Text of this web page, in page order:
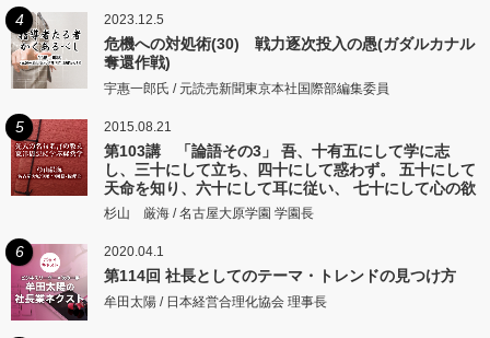
4 2023.12.5
危機への対処術(30) 戦力逐次投入の愚(ガダルカナル
奪還作戦)
宇惠一郎氏 / 元読売新聞東京本社国際部編集委員
5 2015.08.21
第103講 「論語その3」 吾、十有五にして学に志
し、三十にして立ち、四十にして惑わず。 五十にして
天命を知り、六十にして耳に従い、 七十にして心の欲
するところに従いて矩をこえず。
杉山 厳海 / 名古屋大原学園 学園長
6 2020.04.1
第114回 社長としてのテーマ・トレンドの見つけ方
牟田太陽 / 日本経営合理化協会 理事長